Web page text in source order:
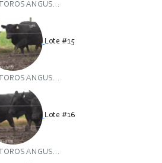
TOROS ANGUS...
Lote #15
TOROS ANGUS...
Lote #16
TOROS ANGUS...